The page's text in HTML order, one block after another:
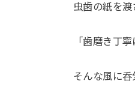
虫歯の紙を
「歯磨き丁
そんな風に呑